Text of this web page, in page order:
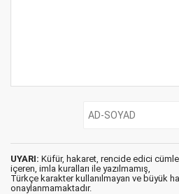
UYARI: Küfür, hakaret, rencide edici
içeren, imla kuralları ile yazılmamış,
Türkçe karakter kullanılmayan ve büyük
onaylanmamaktadır.